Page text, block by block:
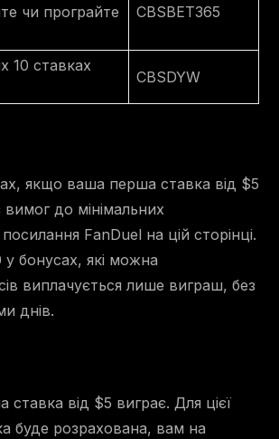
чи програйте CBSBET365
10 ставках
CBSDYW
якщо ваша перша ставка від $5
до мінімальних
FanDuel на цій сторінці.
бонусах, які можна
виплачується лише виграш, без
днів.
від $5 виграє. Для цієї
буде розрахована, вам на